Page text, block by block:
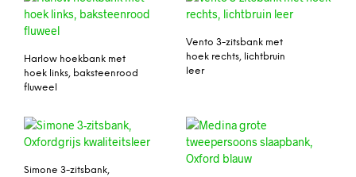
Harlow hoekbank met
hoek links, baksteenrood
fluweel
Vento 3-zitsbank met
hoek rechts, lichtbruin
leer
Simone 3-zitsbank,